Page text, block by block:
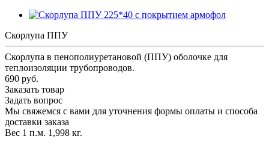
Скорлупа ППУ
Скорлупа в пенополиуретановой (ППУ) оболочке для
теплоизоляции трубопроводов.
690 руб.
Заказать товар
Задать вопрос
Мы свяжемся с вами для уточнения формы оплаты и способа
доставки заказа
Вес 1 п.м. 1,998 кг.